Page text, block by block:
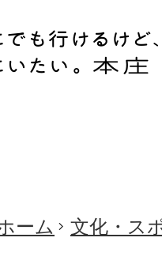
ーム 文化・ス